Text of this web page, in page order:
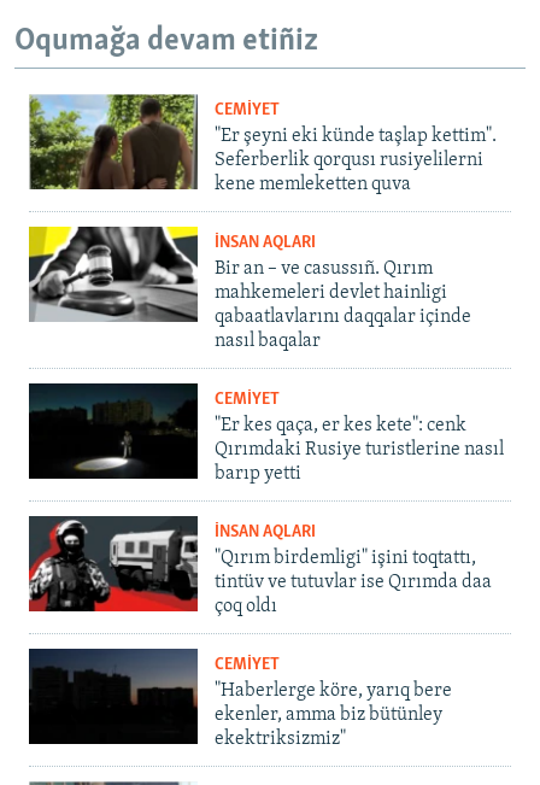
Oqumağa devam etiñiz
CEMİYET
"Er şeyni eki künde taşlap kettim".
Seferberlik qorqusı rusiyelilerni
kene memleketten quva
İNSAN AQLARI
Bir an – ve casussıñ. Qırım
mahkemeleri devlet hainligi
qabaatlavlarını daqqalar içinde
nasıl baqalar
CEMİYET
"Er kes qaça, er kes kete": cenk
Qırımdaki Rusiye turistlerine nasıl
barıp yetti
İNSAN AQLARI
"Qırım birdemligi" işini toqtattı,
tintüv ve tutuvlar ise Qırımda daa
çoq oldı
CEMİYET
"Haberlerge köre, yarıq bere
ekenler, amma biz bütünley
ekektriksizmiz"